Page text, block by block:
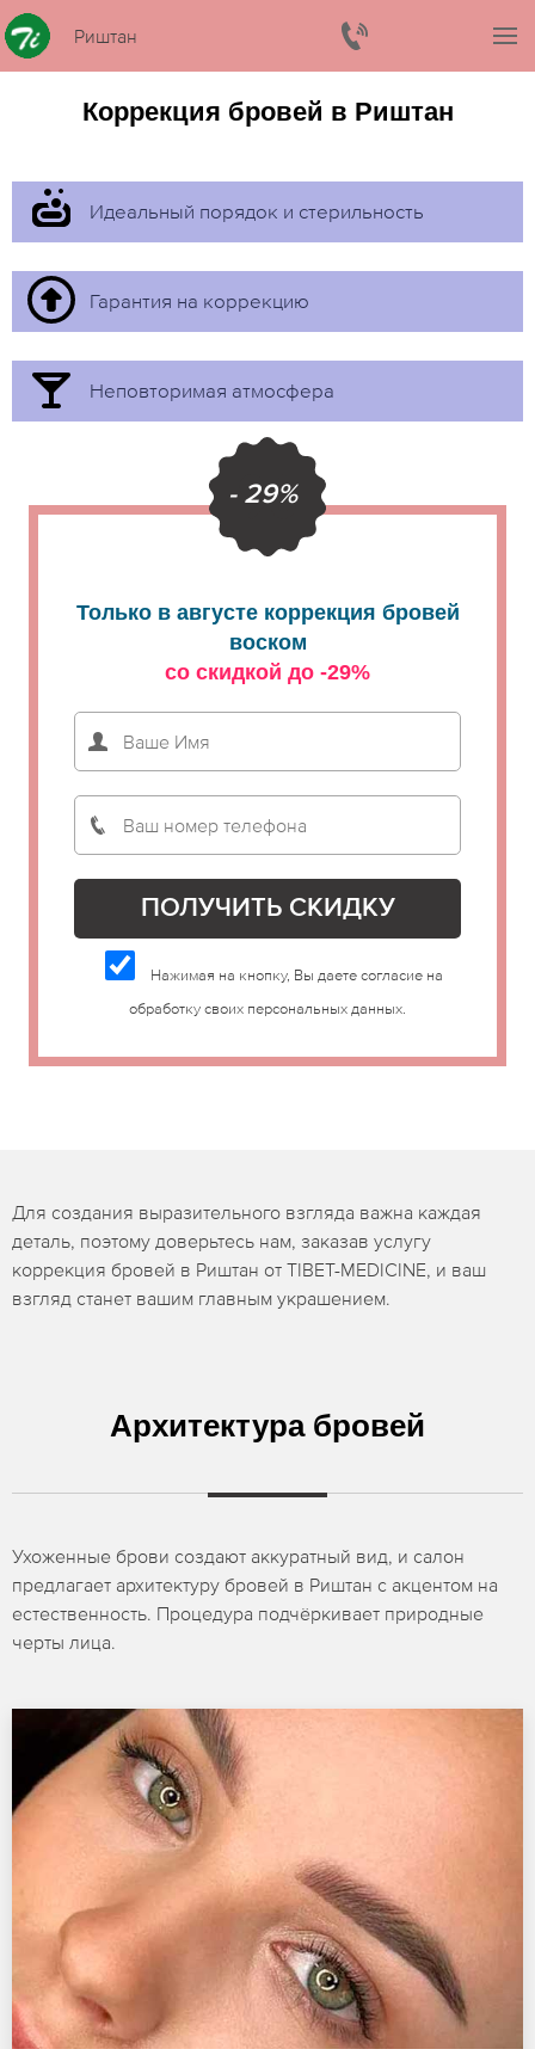
Риштан
Коррекция бровей в Риштан
Идеальный порядок и стерильность
Гарантия на коррекцию
Неповторимая атмосфера
- 29%
Только в августе коррекция бровей
воском
со скидкой до -29%
Нажимая на кнопку, Вы даете согласие на
обработку своих персональных данных.
Для создания выразительного взгляда важна каждая
деталь, поэтому доверьтесь нам, заказав услугу
коррекция бровей в Риштан от TIBET-MEDICINE, и ваш
взгляд станет вашим главным украшением.
Архитектура бровей
Ухоженные брови создают аккуратный вид, и салон
предлагает архитектуру бровей в Риштан с акцентом на
естественность. Процедура подчёркивает природные
черты лица.